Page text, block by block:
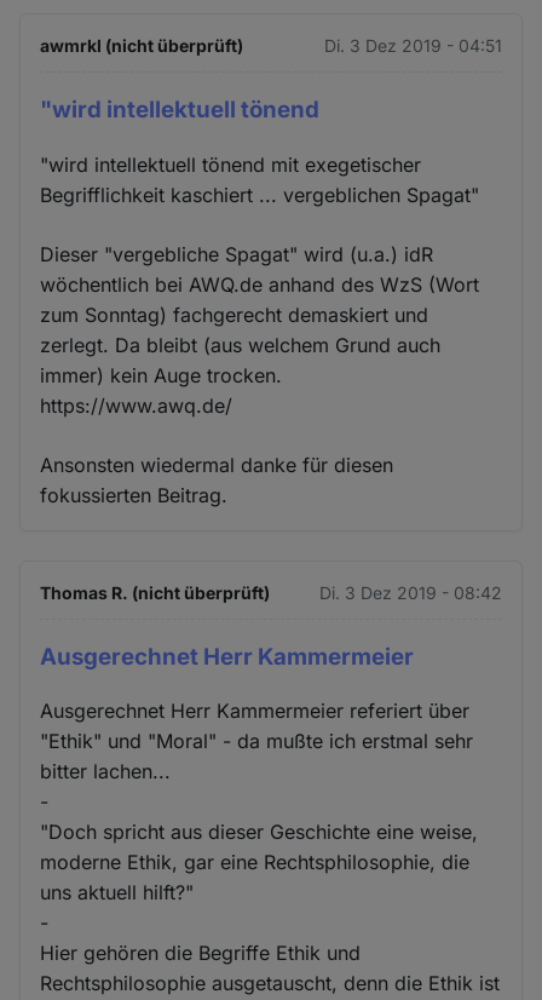
awmrkl (nicht überprüft) Di. 3 Dez 2019 - 04:51
"wird intellektuell tönend
"wird intellektuell tönend mit exegetischer
Begrifflichkeit kaschiert ... vergeblichen Spagat"
Dieser "vergebliche Spagat" wird (u.a.) idR
wöchentlich bei AWQ.de anhand des WzS (Wort
zum Sonntag) fachgerecht demaskiert und
zerlegt. Da bleibt (aus welchem Grund auch
immer) kein Auge trocken.
https://www.awq.de/
Ansonsten wiedermal danke für diesen
fokussierten Beitrag.
Thomas R. (nicht überprüft) Di. 3 Dez 2019 - 08:42
Ausgerechnet Herr Kammermeier
Ausgerechnet Herr Kammermeier referiert über
"Ethik" und "Moral" - da mußte ich erstmal sehr
bitter lachen...
-
"Doch spricht aus dieser Geschichte eine weise,
moderne Ethik, gar eine Rechtsphilosophie, die
uns aktuell hilft?"
-
Hier gehören die Begriffe Ethik und
Rechtsphilosophie ausgetauscht, denn die Ethik ist